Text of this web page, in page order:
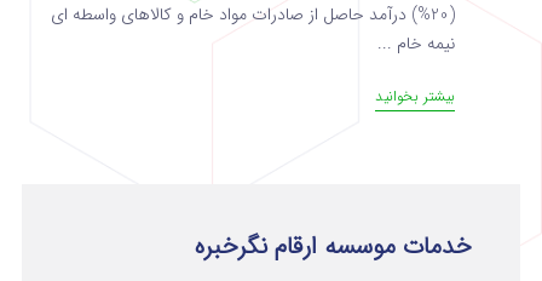
(20%) درآمد حاصل از صادرات مواد خام و کالاهای واسطه ای
نیمه خام ...
بیشتر بخوانید
خدمات موسسه ارقام نگرخبره